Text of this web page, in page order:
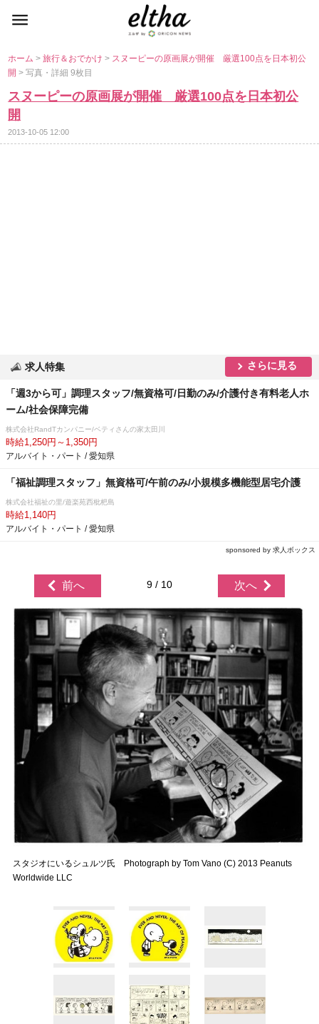
ホーム>旅行＆おでかけ> スヌーピーの原画展が開催 厳選100点を日本初公
開> 写真・詳細 9枚目
スヌーピーの原画展が開催 厳選100点を日本初公
開
2013-10-05 12:00
求人特集 さらに見る
「週3から可」調理スタッフ/無資格可/日勤のみ/介護付き有料老人ホ
ーム/社会保障完備
株式会社RandTカンパニー/ベティさんの家太田川
時給1,250円～1,350円
アルバイト・パート / 愛知県
「福祉調理スタッフ」無資格可/午前のみ/小規模多機能型居宅介護
株式会社福祉の里/遊楽苑西枇杷島
時給1,140円
アルバイト・パート / 愛知県
sponsored by 求人ボックス
前へ 9 / 10 次へ
スタジオにいるシュルツ氏 Photograph by Tom Vano (C) 2013 Peanuts
Worldwide LLC